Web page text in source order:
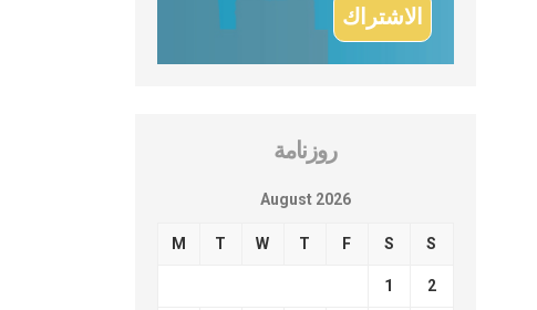
روزنامة
August 2026
M T W T F S S
1 2